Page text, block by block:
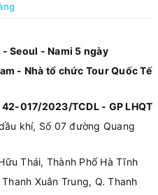
Seoul - Nami 5 ngày
- Nhà tổ chức Tour Quốc Tế
42-017/2023/TCDL - GP LHQT
khí, Số 07 đường Quang
Thái, Thành Phố Hà Tĩnh
Xuân Trung, Q. Thanh